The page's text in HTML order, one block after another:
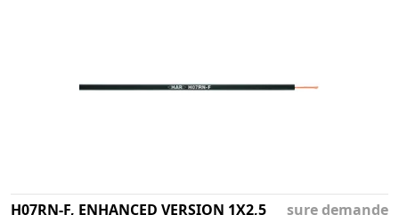
H07RN-F, ENHANCED VERSION 1X2,5
sure demande